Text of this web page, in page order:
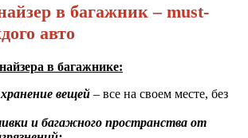
в багажник – must-
авто
в багажнике:
вещей – все на своем месте, без
и багажного пространства от